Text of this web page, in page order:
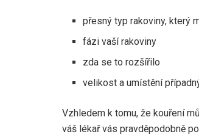
přesný typ rakoviny, který
fázi vaší rakoviny
zda se to rozšířilo
velikost a umístění
Vzhledem k tomu, že kouření
váš lékař vás pravděpodobně